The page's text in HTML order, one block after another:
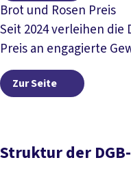
Brot und Rosen Preis
Seit 2024 verleihen die
Preis an engagierte
Zur Seite Zur Seite
Struktur der